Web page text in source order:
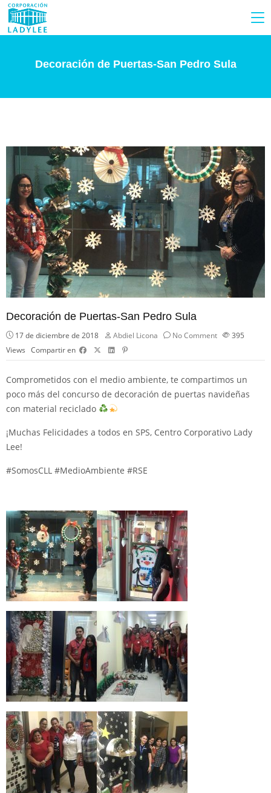
Decoración de Puertas-San Pedro Sula
Decoración de Puertas-San Pedro Sula
17 de diciembre de 2018 Abdiel Licona No Comment
395
Views Compartir en
Comprometidos con el medio ambiente, te compartimos un
poco más del concurso de decoración de puertas navideñas
con material reciclado
¡Muchas Felicidades a todos en SPS, Centro Corporativo Lady
Lee!
#SomosCLL #MedioAmbiente #RSE